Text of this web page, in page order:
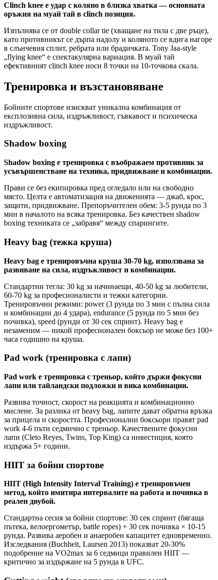
Clinch knee е удар с коляно в близка хватка — основната
оръжия на муай тай в clinch позиция.
Изпълнява се от double collar tie (хващане на тила с две ръце),
като противникът се дърпа надолу и коляното се вдига нагоре
в слънчевия сплит, ребрата или брадичката. Tony Jaa-style
„flying knee“ е спектакулярна вариация. В муай тай
ефективният clinch knee носи 8 точки на 10-точкова скала.
Тренировка и възстановяване
Бойните спортове изискват уникална комбинация от
експлозивна сила, издръжливост, гъвкавост и психическа
издръжливост.
Shadow boxing
Shadow boxing е тренировка с въображаем противник за
усъвършенстване на техника, придвижване и комбинации.
Прави се без екипировка пред огледало или на свободно
място. Целта е автоматизация на движенията — джаб, крос,
защити, придвижване. Препоръчителен обем: 3-5 рунда по 3
мин в началото на всяка тренировка. Без качествен shadow
boxing техниката се „забравя“ между спарингите.
Heavy bag (тежка круша)
Heavy bag е тренировъчна круша 30-70 kg, използвана за
развиване на сила, издръжливост и комбинации.
Стандартни тегла: 30 kg за начинаещи, 40-50 kg за любители,
60-70 kg за професионалисти и тежки категории.
Тренировъчни режими: power (3 рунда по 3 мин с пълна сила
и комбинации до 4 удара), endurance (5 рунда по 5 мин без
почивка), speed (рунди от 30 сек спринт). Heavy bag е
незаменим — никой професионален боксьор не може без 100+
часа годишно на круша.
Pad work (тренировка с лапи)
Pad work е тренировка с треньор, който държи фокусни
лапи или тайландски подложки и викa комбинации.
Развива точност, скорост на реакцията и комбинационно
мислене. За разлика от heavy bag, лапите дават обратна връзка
за прицела и скоростта. Професионални боксьори правят pad
work 4-6 пъти седмично с треньор. Качествените фокусни
лапи (Cleto Reyes, Twins, Top King) са инвестиция, която
издържа 5+ години.
HIIT за бойни спортове
HIIT (High Intensity Interval Training) е тренировъчен
метод, който имитира интервалите на работа и почивка в
реален двубой.
Стандартна сесия за бойни спортове: 30 сек спринт (бягаща
пътека, велоергометър, battle ropes) + 30 сек почивка × 10-15
рунда. Развива аеробен и анаеробен капацитет едновременно.
Изследвания (Buchheit, Laursen 2013) показват 20-30%
подобрение на VO2max за 6 седмици правилен HIIT —
критично за издържане на 5 рунда в UFC.